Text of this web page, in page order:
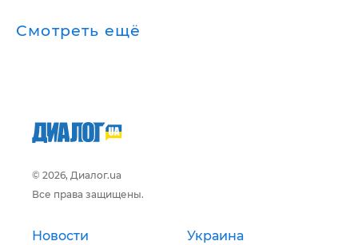
Смотреть ещё
© 2026, Диалог.ua
Все права защищены.
Новости Украина